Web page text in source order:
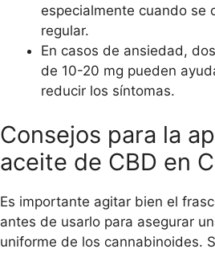
especialmente cuando se
regular.
En casos de ansiedad,
de 10-20 mg pueden
reducir los síntomas.
Consejos para la
aceite de CBD en
Es importante agitar bien el
antes de usarlo para asegurar
uniforme de los cannabinoides.